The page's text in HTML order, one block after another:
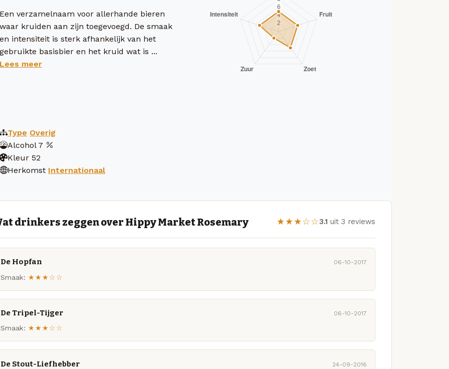
Een verzamelnaam voor allerhande bieren
waar kruiden aan zijn toegevoegd. De smaak
en intensiteit is sterk afhankelijk van het
gebruikte basisbier en het kruid wat is ...
Lees meer
Type Overig
Alcohol 7
Kleur 52
Herkomst Internationaal
drinkers zeggen over Hippy Market Rosemary ★★★☆☆3.1 uit 3 reviews
De Hopfan 06-10-2017
Smaak: ★★★☆☆
De Tripel-Tijger 06-10-2017
Smaak: ★★★☆☆
De Stout-Liefhebber 24-09-2016